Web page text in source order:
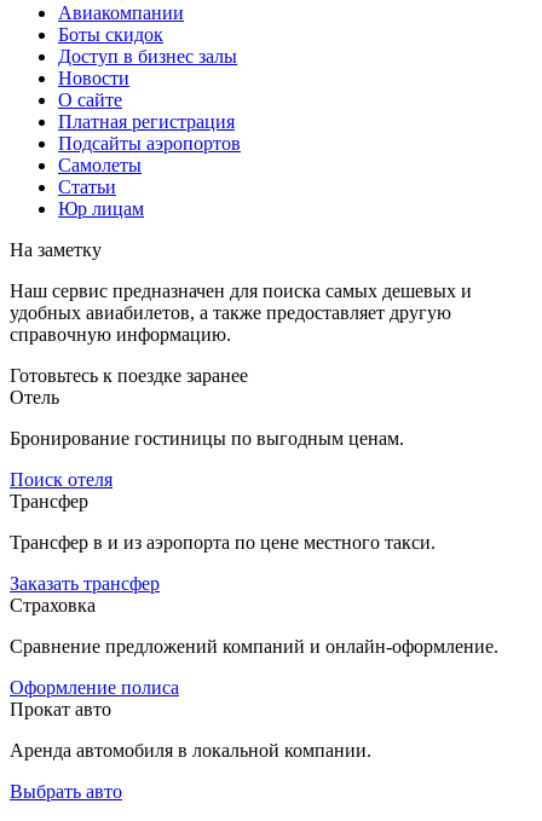
Авиакомпании
Боты скидок
Доступ в бизнес залы
Новости
О сайте
Платная регистрация
Подсайты аэропортов
Самолеты
Статьи
Юр лицам
На заметку
Наш сервис предназначен для поиска самых дешевых и
удобных авиабилетов, а также предоставляет другую
справочную информацию.
Готовьтесь к поездке заранее
Отель
Бронирование гостиницы по выгодным ценам.
Поиск отеля
Трансфер
Трансфер в и из аэропорта по цене местного такси.
Заказать трансфер
Страховка
Сравнение предложений компаний и онлайн-оформление.
Оформление полиса
Прокат авто
Аренда автомобиля в локальной компании.
Выбрать авто